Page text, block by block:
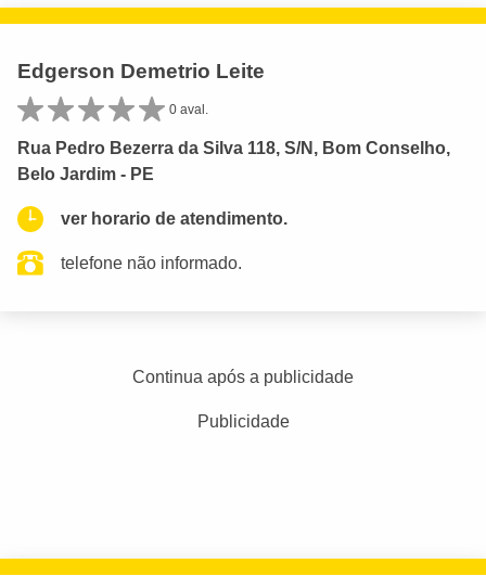
Edgerson Demetrio Leite
0 aval.
Rua Pedro Bezerra da Silva 118, S/N, Bom Conselho,
Belo Jardim - PE
ver horario de atendimento.
telefone não informado.
Continua após a publicidade
Publicidade